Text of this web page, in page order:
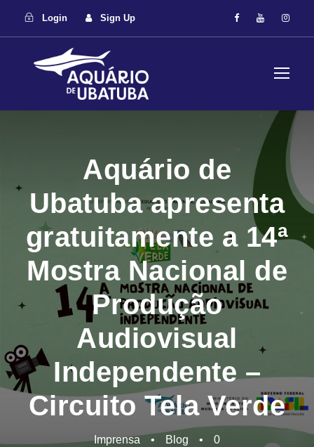
Login Sign Up
Aquário de
Ubatuba apresenta
gratuitamente a 14ª
Mostra Nacional de
Produção
Audiovisual
Independente –
Circuito Tela Verde
Imprensa • Blog • 0